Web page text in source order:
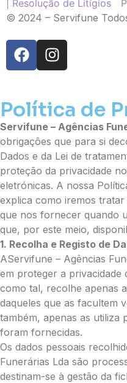
| Resolução de Litígios
© 2024 – Servifune
Ramo de Flores:
Opção 2 (€30)
Opção 4 (€40)
Opção 6 (€50)
Opção 7
Opção 8
Opção 9
Palma:
Pequena
Média (€100)
Grande (€115)
Pequena
Média (€100)
Grande
Coração:
Pequena
Média (€100)
Grande (€115)
Coroa:
Mini (€75)
Política de
Servifune – Agências
obrigações que para si
Dados e da Lei de
proteção da privacidade
eletrónicas. A nossa
explica como iremos
que nos fornecer quando
que, por este meio,
1. Recolha e Registo de
AServifune – Agências
em proteger a privacidade
como tal, recolhe apenas
daqueles que as facultem
também, apenas as utiliza
foram fornecidas.
Os dados pessoais
Funerárias Lda são
destinam-se à gestão da